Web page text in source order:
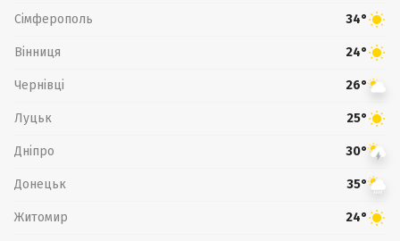
Сімферополь 34°
Вінниця 24°
Чернівці 26°
Луцьк 25°
Дніпро 30°
Донецьк 35°
Житомир 24°